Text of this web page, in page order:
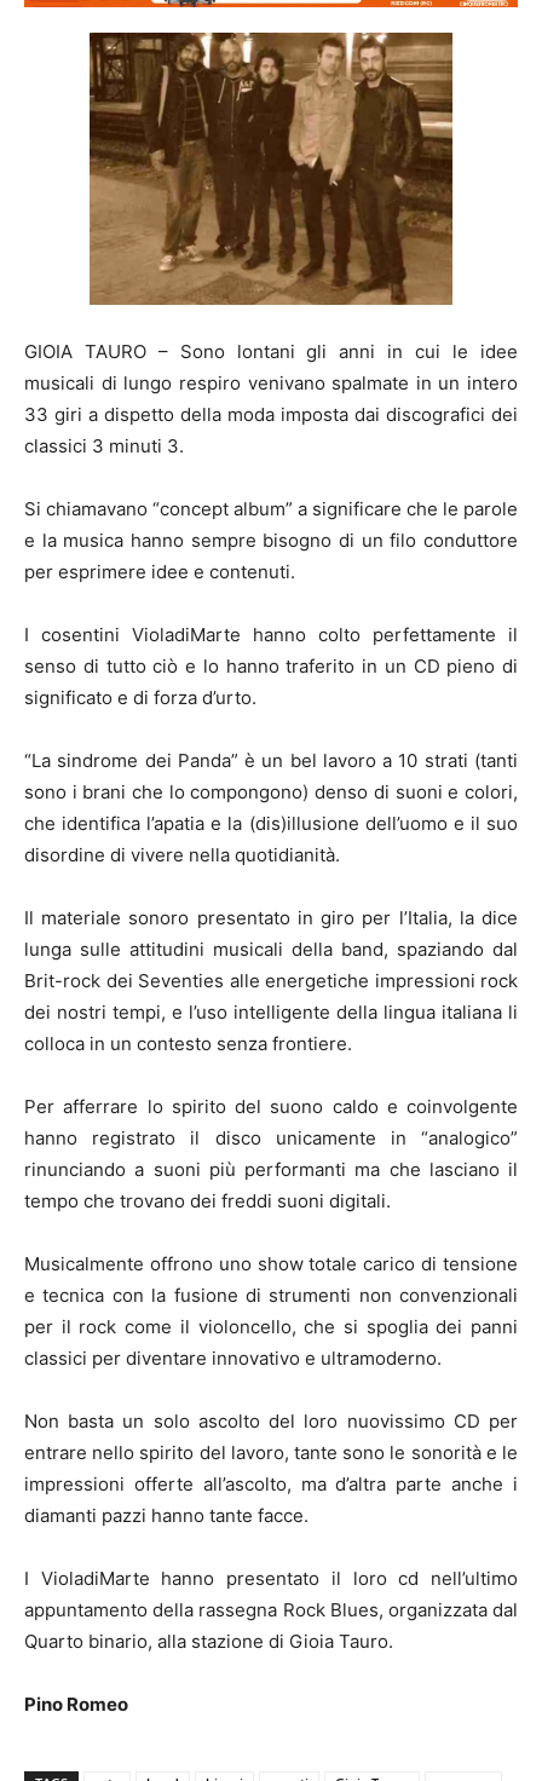
GIOIA TAURO – Sono lontani gli anni in cui le idee
musicali di lungo respiro venivano spalmate in un intero
33 giri a dispetto della moda imposta dai discografici dei
classici 3 minuti 3.
Si chiamavano “concept album” a significare che le parole
e la musica hanno sempre bisogno di un filo conduttore
per esprimere idee e contenuti.
I cosentini VioladiMarte hanno colto perfettamente il
senso di tutto ciò e lo hanno traferito in un CD pieno di
significato e di forza d’urto.
“La sindrome dei Panda” è un bel lavoro a 10 strati (tanti
sono i brani che lo compongono) denso di suoni e colori,
che identifica l’apatia e la (dis)illusione dell’uomo e il suo
disordine di vivere nella quotidianità.
Il materiale sonoro presentato in giro per l’Italia, la dice
lunga sulle attitudini musicali della band, spaziando dal
Brit-rock dei Seventies alle energetiche impressioni rock
dei nostri tempi, e l’uso intelligente della lingua italiana li
colloca in un contesto senza frontiere.
Per afferrare lo spirito del suono caldo e coinvolgente
hanno registrato il disco unicamente in “analogico”
rinunciando a suoni più performanti ma che lasciano il
tempo che trovano dei freddi suoni digitali.
Musicalmente offrono uno show totale carico di tensione
e tecnica con la fusione di strumenti non convenzionali
per il rock come il violoncello, che si spoglia dei panni
classici per diventare innovativo e ultramoderno.
Non basta un solo ascolto del loro nuovissimo CD per
entrare nello spirito del lavoro, tante sono le sonorità e le
impressioni offerte all’ascolto, ma d’altra parte anche i
diamanti pazzi hanno tante facce.
I VioladiMarte hanno presentato il loro cd nell’ultimo
appuntamento della rassegna Rock Blues, organizzata dal
Quarto binario, alla stazione di Gioia Tauro.
Pino Romeo